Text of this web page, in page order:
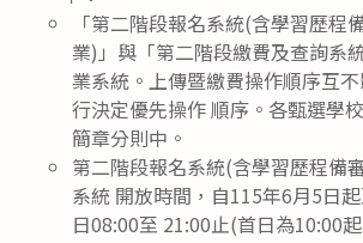
「第二階段報名系統(含學習歷程
業)」與「第二階段繳費及查詢系
業系統。上傳暨繳費操作順序互
行決定優先操作 順序。各甄選學
簡章分則中。
第二階段報名系統(含學習歷程備
系統 開放時間，自115年6月5日
日08:00至 21:00止(首日為10:00